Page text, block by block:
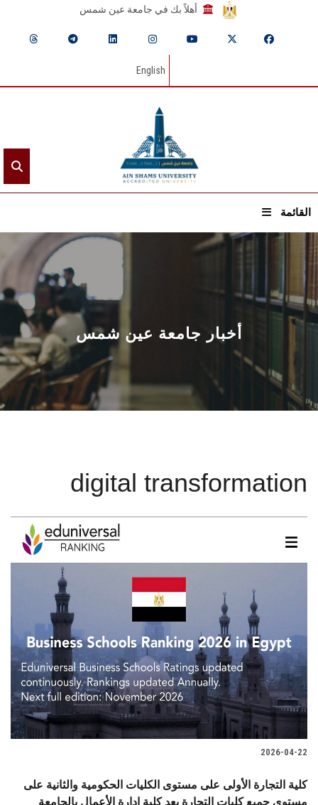
أهلاً بك في جامعة عين شمس
English
القائمة
الرئيسيـة
عن الجامعة
القطاعـات
الشئون الأكاديمية
البحث العلمي
المراكز والوحدات
الأنظمة الذكية
الإعلام
تواصل معنا
الطلاب
هيئة التدريس
الدراسات العليا
الموظفون
أخبار جامعة عين شمس
digital transformation
2026-04-22
كلية التجارة الأولى على مستوى الكليات الحكومية والثانية على
مستوى جميع كليات التجارة بعد كلية إدارة الأعمال بالجامعة